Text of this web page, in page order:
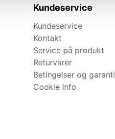
Kundeservice
Kundeservice
Kontakt
Service på produkt
Returvarer
Betingelser og garanti
Cookie info